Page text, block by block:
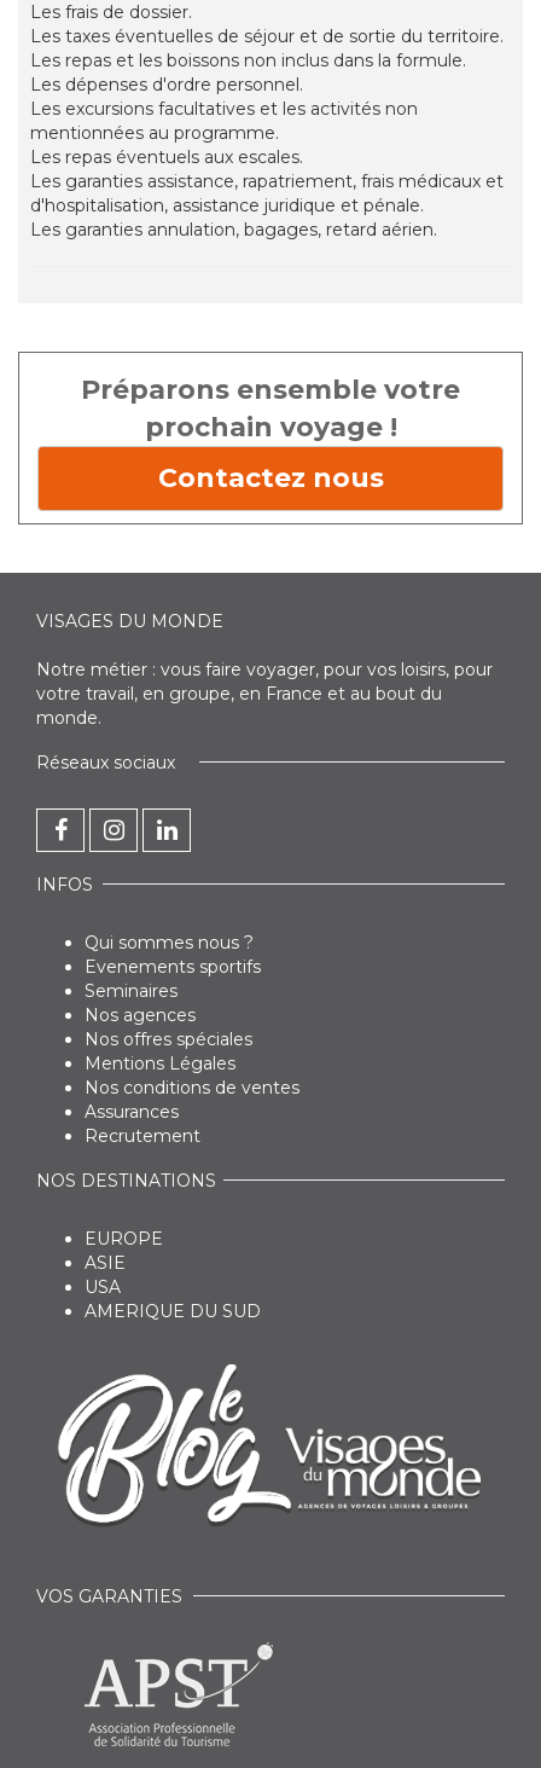
Les frais de dossier.
Les taxes éventuelles de séjour et de sortie du territoire.
Les repas et les boissons non inclus dans la formule.
Les dépenses d'ordre personnel.
Les excursions facultatives et les activités non
mentionnées au programme.
Les repas éventuels aux escales.
Les garanties assistance, rapatriement, frais médicaux et
d'hospitalisation, assistance juridique et pénale.
Les garanties annulation, bagages, retard aérien.
Préparons ensemble votre
prochain voyage !
Contactez nous
VISAGES DU MONDE
Notre métier : vous faire voyager, pour vos loisirs, pour
votre travail, en groupe, en France et au bout du
monde.
Réseaux sociaux
INFOS
Qui sommes nous ?
Evenements sportifs
Seminaires
Nos agences
Nos offres spéciales
Mentions Légales
Nos conditions de ventes
Assurances
Recrutement
NOS DESTINATIONS
EUROPE
ASIE
USA
AMERIQUE DU SUD
VOS GARANTIES